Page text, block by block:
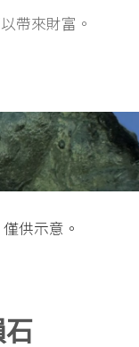
帶來財富。
供示意。
石